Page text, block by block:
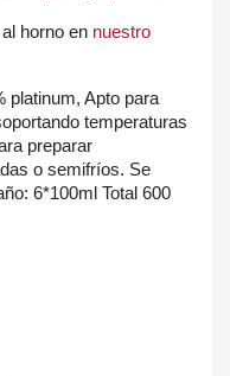
horno en nuestro
platinum, Apto para
temperaturas
preparar
o semifríos. Se
6*100ml Total 600